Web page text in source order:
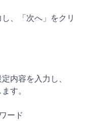
、「次へ」をクリ
内容を入力し、
す。
ード